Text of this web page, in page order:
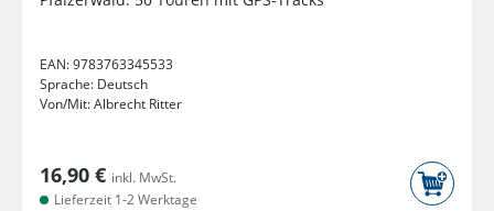
EAN:9783763345533
Sprache: Deutsch
Von/Mit:Albrecht Ritter
16,90 € inkl. MwSt.
Lieferzeit 1-2 Werktage